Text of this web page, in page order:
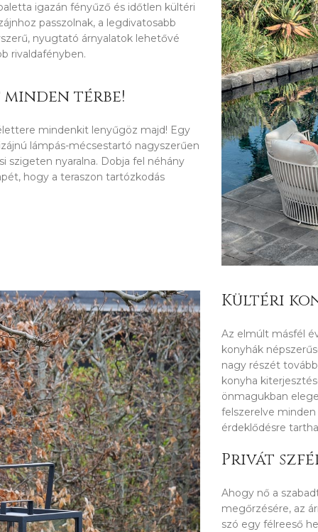
igazán fényűző és időtlen kültéri
passzolnak, a legdivatosabb
nyugtató árnyalatok lehetővé
rivaldafényben.
térbe!
mindenkit lenyűgöz majd! Egy
lámpás-mécsestartó nagyszerűen
szigeten nyaralna. Dobja fel néhány
hogy a teraszon tartózkodás
Kültéri
Az elmúlt másfél
konyhák
nagy részét
konyha
önmagukban
felszerelve
érdeklődésre
Privát
Ahogy nő a
megőrzésére, az
szó egy félreeső